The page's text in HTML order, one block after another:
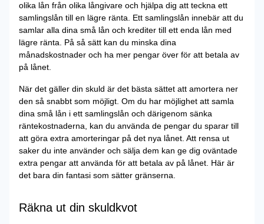
olika lån från olika långivare och hjälpa dig att teckna ett
samlingslån till en lägre ränta. Ett samlingslån innebär att du
samlar alla dina små lån och krediter till ett enda lån med
lägre ränta. På så sätt kan du minska dina
månadskostnader och ha mer pengar över för att betala av
på lånet.
När det gäller din skuld är det bästa sättet att amortera ner
den så snabbt som möjligt. Om du har möjlighet att samla
dina små lån i ett samlingslån och därigenom sänka
räntekostnaderna, kan du använda de pengar du sparar till
att göra extra amorteringar på det nya lånet. Att rensa ut
saker du inte använder och sälja dem kan ge dig oväntade
extra pengar att använda för att betala av på lånet. Här är
det bara din fantasi som sätter gränserna.
Räkna ut din skuldkvot